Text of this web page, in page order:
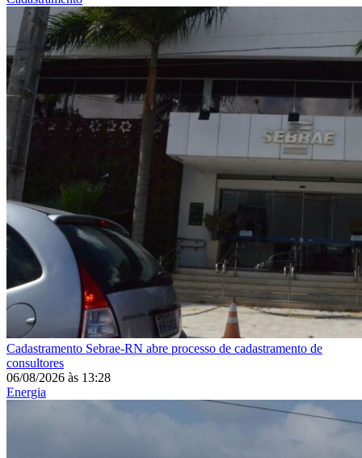
Cadastramento Sebrae-RN abre processo de cadastramento de
consultores
06/08/2026 às 13:28
Energia